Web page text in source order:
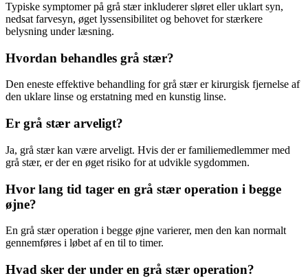
Typiske symptomer på grå stær inkluderer sløret eller uklart syn,
nedsat farvesyn, øget lyssensibilitet og behovet for stærkere
belysning under læsning.
Hvordan behandles grå stær?
Den eneste effektive behandling for grå stær er kirurgisk fjernelse af
den uklare linse og erstatning med en kunstig linse.
Er grå stær arveligt?
Ja, grå stær kan være arveligt. Hvis der er familiemedlemmer med
grå stær, er der en øget risiko for at udvikle sygdommen.
Hvor lang tid tager en grå stær operation i begge
øjne?
En grå stær operation i begge øjne varierer, men den kan normalt
gennemføres i løbet af en til to timer.
Hvad sker der under en grå stær operation?